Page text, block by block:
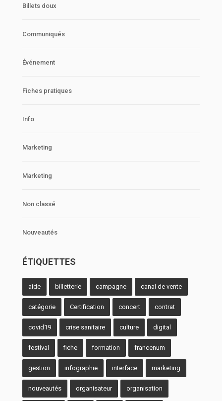
Billets doux
Communiqués
Événement
Fiches pratiques
Info
Marketing
Marketing
Non classé
Nouveautés
ÉTIQUETTES
aide billetterie campagne canal de vente
catégorie Certification concert contrat
covid19 crise sanitaire culture digital
festival fiche formation francenum
gestion infographie interface marketing
nouveautés organisateur organisation